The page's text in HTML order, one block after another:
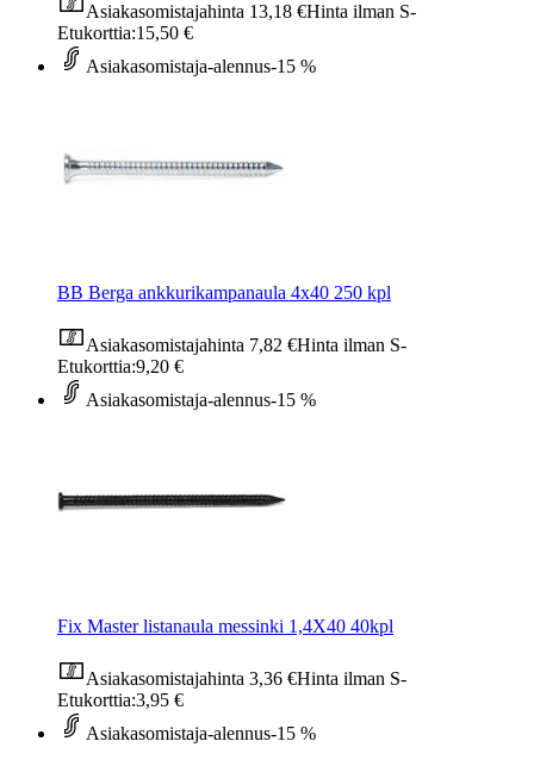
Asiakasomistajahinta 13,18 €Hinta ilman S-
Etukorttia:15,50 €
Asiakasomistaja-alennus-15 %
BB Berga ankkurikampanaula 4x40 250 kpl
Asiakasomistajahinta 7,82 €Hinta ilman S-
Etukorttia:9,20 €
Asiakasomistaja-alennus-15 %
Fix Master listanaula messinki 1,4X40 40kpl
Asiakasomistajahinta 3,36 €Hinta ilman S-
Etukorttia:3,95 €
Asiakasomistaja-alennus-15 %